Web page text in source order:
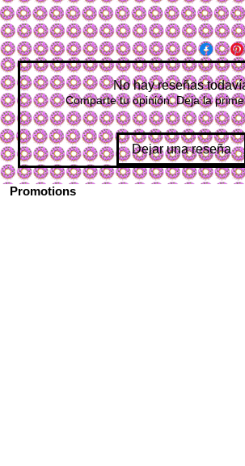
No hay reseñas
Comparte tu opinión. Deja la
Dejar una reseña
Promotions